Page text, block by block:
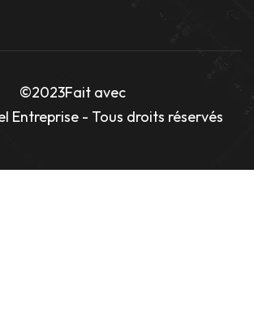
©2023Fait avec
Entreprise - Tous droits réservés